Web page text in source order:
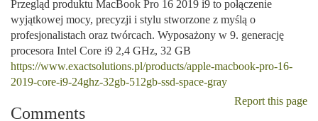
Przegląd produktu MacBook Pro 16 2019 i9 to połączenie
wyjątkowej mocy, precyzji i stylu stworzone z myślą o
profesjonalistach oraz twórcach. Wyposażony w 9. generację
procesora Intel Core i9 2,4 GHz, 32 GB
https://www.exactsolutions.pl/products/apple-macbook-pro-16-
2019-core-i9-24ghz-32gb-512gb-ssd-space-gray
Report this page
Comments